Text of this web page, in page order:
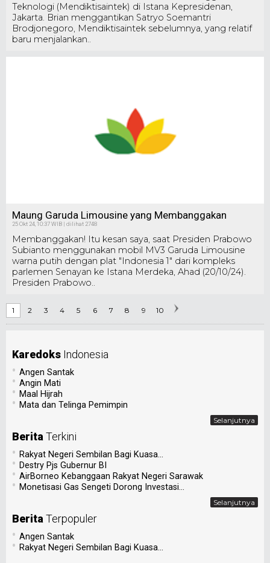
Teknologi (Mendiktisaintek) di Istana Kepresidenan,
Jakarta. Brian menggantikan Satryo Soemantri
Brodjonegoro, Mendiktisaintek sebelumnya, yang relatif
baru menjalankan..
Maung Garuda Limousine yang Membanggakan
25 Okt 24, 10:37 WIB | dilihat 2748
Membanggakan! Itu kesan saya, saat Presiden Prabowo
Subianto menggunakan mobil MV3 Garuda Limousine
warna putih dengan plat "Indonesia 1" dari kompleks
parlemen Senayan ke Istana Merdeka, Ahad (20/10/24).
Presiden Prabowo..
1 2 3 4 5 6 7 8 9 10
Karedoks Indonesia
• Angen Santak
• Angin Mati
• Maal Hijrah
• Mata dan Telinga Pemimpin
Selanjutnya
BeritaTerkini
• Rakyat Negeri Sembilan Bagi Kuasa...
• Destry Pjs Gubernur BI
• AirBorneo Kebanggaan Rakyat Negeri Sarawak
• Monetisasi Gas Sengeti Dorong Investasi...
Selanjutnya
BeritaTerpopuler
• Angen Santak
• Rakyat Negeri Sembilan Bagi Kuasa...